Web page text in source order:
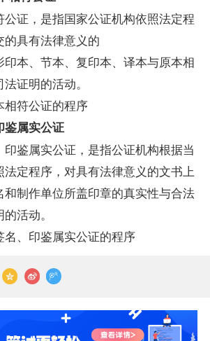
证，是指国家公证机构依照法定程
的具有法律意义的
本、节本、复印本、译本与原本相
证明的活动。
符公证的程序
鉴属实公证
鉴属实公证，是指公证机构根据当
定程序，对具有法律意义的文书上
制作单位所盖印章的真实性与合法
活动。
、印鉴属实公证的程序